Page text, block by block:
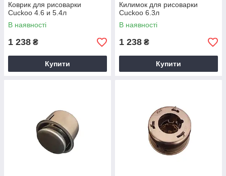
Коврик для рисоварки
Cuckoo 4.6 и 5.4л
В наявності
1 238 ₴
Купити
Килимок для рисоварки
Cuckoo 6.3л
В наявності
1 238 ₴
Купити